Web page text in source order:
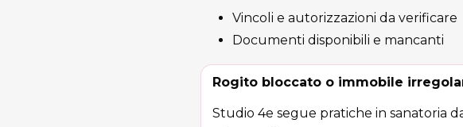
Vincoli e autorizzazioni da verificare
Documenti disponibili e mancanti
Rogito bloccato o immobile
Studio 4e segue pratiche in sanatoria